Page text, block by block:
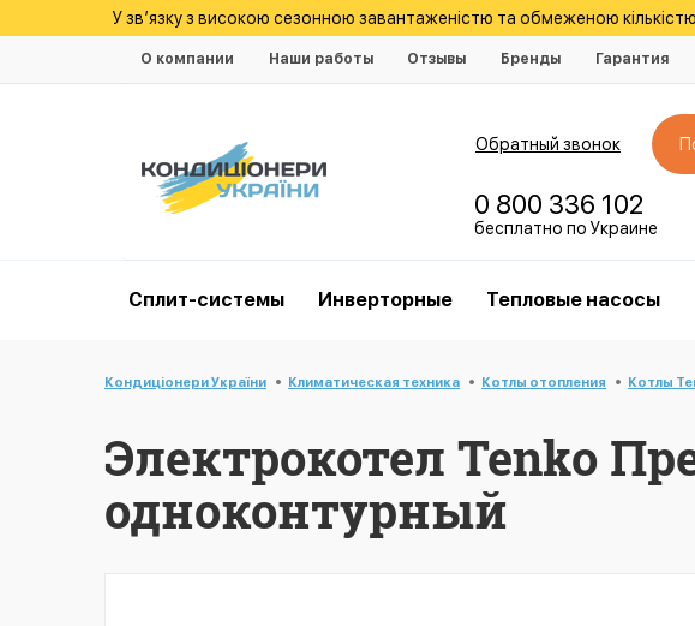
У зв’язку з високою сезонною завантаженістю та обмеженою
О компании Наши работы Отзывы Бренды Гарантия
Обратный звонок
0 800 336 102
бесплатно по Украине
Cплит-системы Инверторные Тепловые насосы
Кондиціонери України Климатическая техника Котлы отопления Котлы
Электрокотел Tenko
одноконтурный